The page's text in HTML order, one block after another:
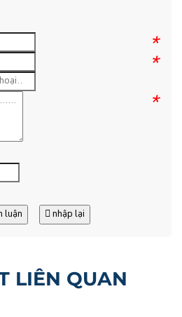
*
*
*
luận nhập lại
LIÊN QUAN